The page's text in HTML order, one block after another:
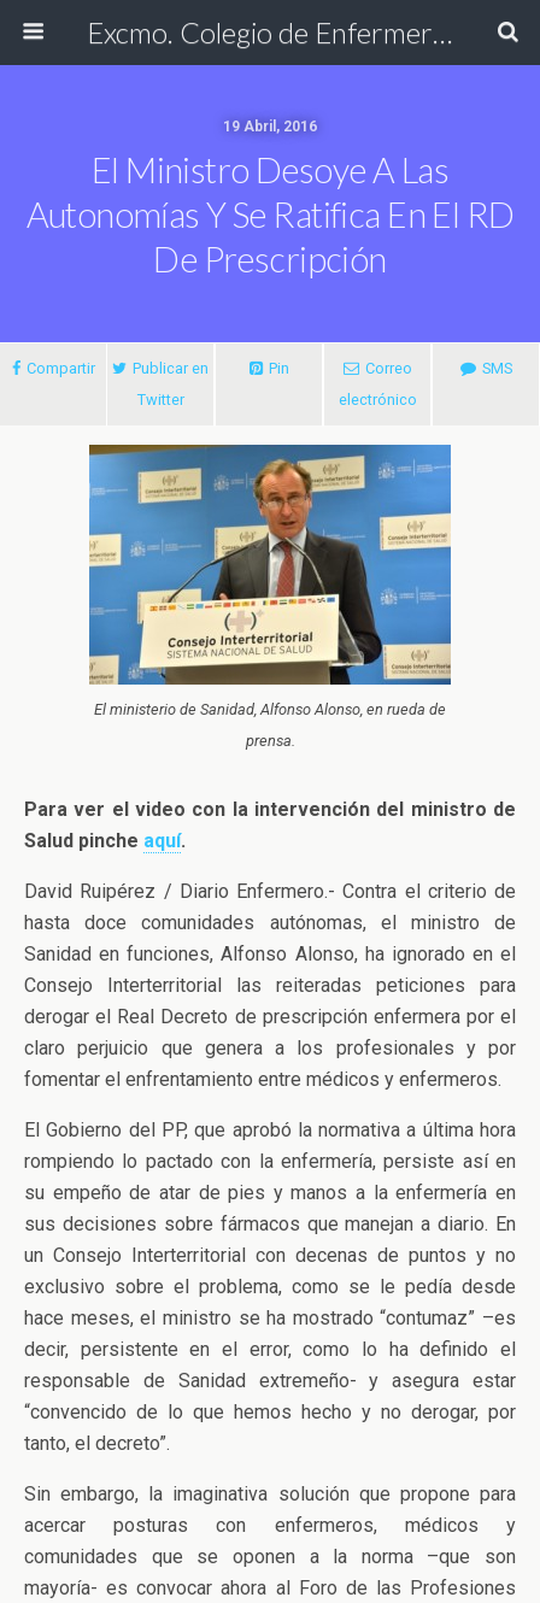
Excmo. Colegio de Enfermería de Cádiz
19 Abril, 2016
El Ministro Desoye A Las
Autonomías Y Se Ratifica En El RD
De Prescripción
Compartir
Publicar en
Twitter
Pin
Correo
electrónico
SMS
El ministerio de Sanidad, Alfonso Alonso, en rueda de
prensa.
Para ver el video con la intervención del ministro de
Salud pinche aquí.
David Ruipérez / Diario Enfermero.- Contra el criterio de
hasta doce comunidades autónomas, el ministro de
Sanidad en funciones, Alfonso Alonso, ha ignorado en el
Consejo Interterritorial las reiteradas peticiones para
derogar el Real Decreto de prescripción enfermera por el
claro perjuicio que genera a los profesionales y por
fomentar el enfrentamiento entre médicos y enfermeros.
El Gobierno del PP, que aprobó la normativa a última hora
rompiendo lo pactado con la enfermería, persiste así en
su empeño de atar de pies y manos a la enfermería en
sus decisiones sobre fármacos que manejan a diario. En
un Consejo Interterritorial con decenas de puntos y no
exclusivo sobre el problema, como se le pedía desde
hace meses, el ministro se ha mostrado “contumaz” –es
decir, persistente en el error, como lo ha definido el
responsable de Sanidad extremeño- y asegura estar
“convencido de lo que hemos hecho y no derogar, por
tanto, el decreto”.
Sin embargo, la imaginativa solución que propone para
acercar posturas con enfermeros, médicos y
comunidades que se oponen a la norma –que son
mayoría- es convocar ahora al Foro de las Profesiones